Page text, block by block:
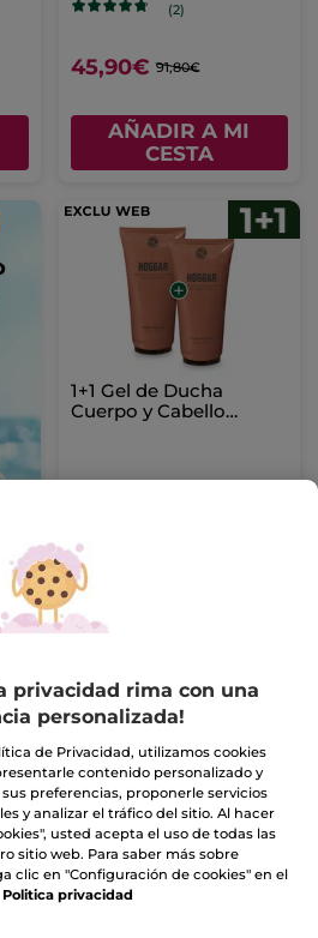
(2)
45,90€ 91,80€
AÑADIR A MI
CESTA
1+1 Gel de Ducha
Cuerpo y Cabello
Kit Eau de Parfum 30ml
- Cuir De Nuit & Sur La
Lande
privacidad rima con una
personalizada!
de Privacidad, utilizamos cookies
contenido personalizado y
preferencias, proponerle servicios
y analizar el tráfico del sitio. Al hacer
usted acepta el uso de todas las
sitio web. Para saber más sobre
clic en "Configuración de cookies" en el
Politica privacidad